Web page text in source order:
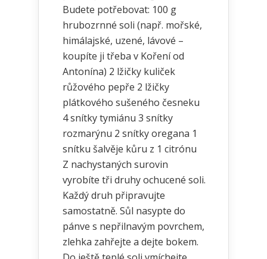
Budete potřebovat: 100 g
hrubozrnné soli (např. mořské,
himálajské, uzené, lávové –
koupíte ji třeba v Koření od
Antonína) 2 lžičky kuliček
růžového pepře 2 lžičky
plátkového sušeného česneku
4 snítky tymiánu 3 snítky
rozmarýnu 2 snítky oregana 1
snítku šalvěje kůru z 1 citrónu
Z nachystaných surovin
vyrobíte tři druhy ochucené soli.
Každý druh připravujte
samostatně. Sůl nasypte do
pánve s nepřilnavým povrchem,
zlehka zahřejte a dejte bokem.